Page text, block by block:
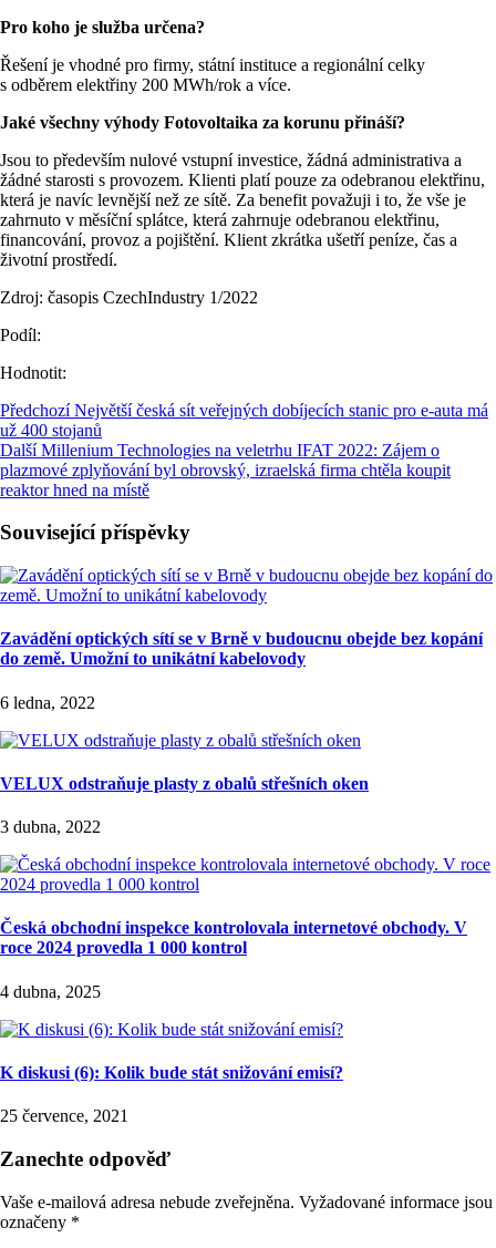
Pro koho je služba určena?
Řešení je vhodné pro firmy, státní instituce a regionální celky
s odběrem elektřiny 200 MWh/rok a více.
Jaké všechny výhody Fotovoltaika za korunu přináší?
Jsou to především nulové vstupní investice, žádná administrativa a
žádné starosti s provozem. Klienti platí pouze za odebranou elektřinu,
která je navíc levnější než ze sítě. Za benefit považuji i to, že vše je
zahrnuto v měsíční splátce, která zahrnuje odebranou elektřinu,
financování, provoz a pojištění. Klient zkrátka ušetří peníze, čas a
životní prostředí.
Zdroj: časopis CzechIndustry 1/2022
Podíl:
Hodnotit:
Předchozí Největší česká sít veřejných dobíjecích stanic pro e-auta má
už 400 stojanů
Další Millenium Technologies na veletrhu IFAT 2022: Zájem o
plazmové zplyňování byl obrovský, izraelská firma chtěla koupit
reaktor hned na místě
Související příspěvky
Zavádění optických sítí se v Brně v budoucnu obejde bez kopání
do země. Umožní to unikátní kabelovody
6 ledna, 2022
VELUX odstraňuje plasty z obalů střešních oken
3 dubna, 2022
Česká obchodní inspekce kontrolovala internetové obchody. V
roce 2024 provedla 1 000 kontrol
4 dubna, 2025
K diskusi (6): Kolik bude stát snižování emisí?
25 července, 2021
Zanechte odpověď
Vaše e-mailová adresa nebude zveřejněna. Vyžadované informace jsou
označeny *